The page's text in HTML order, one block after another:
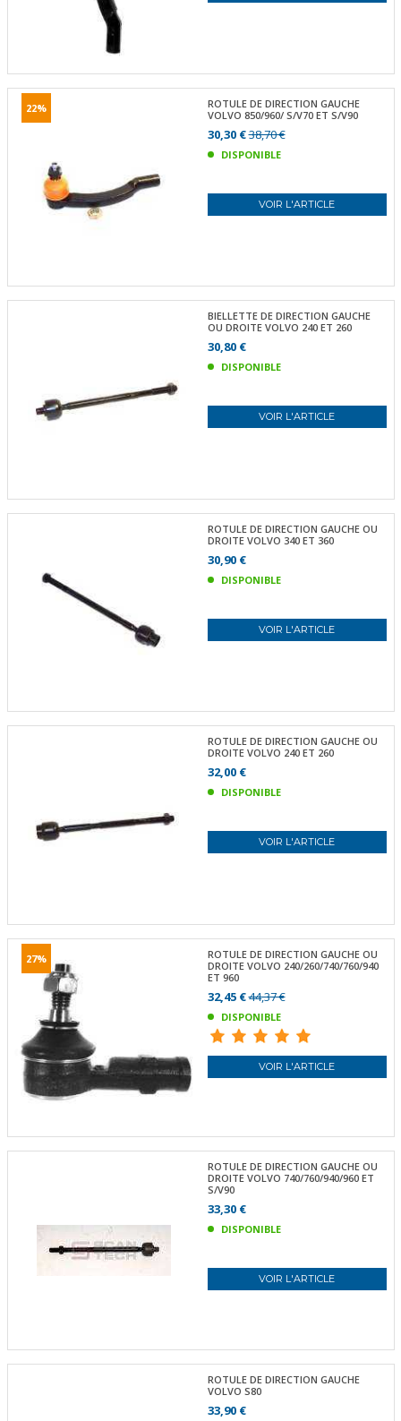
22%
ROTULE DE DIRECTION GAUCHE
VOLVO 850/960/ S/V70 ET S/V90
30,30 €38,70 €
DISPONIBLE
VOIR L'ARTICLE
BIELLETTE DE DIRECTION GAUCHE
OU DROITE VOLVO 240 ET 260
30,80 €
DISPONIBLE
VOIR L'ARTICLE
ROTULE DE DIRECTION GAUCHE OU
DROITE VOLVO 340 ET 360
30,90 €
DISPONIBLE
VOIR L'ARTICLE
ROTULE DE DIRECTION GAUCHE OU
DROITE VOLVO 240 ET 260
32,00 €
DISPONIBLE
VOIR L'ARTICLE
27%
ROTULE DE DIRECTION GAUCHE OU
DROITE VOLVO 240/260/740/760/940
ET 960
32,45 €44,37 €
DISPONIBLE
VOIR L'ARTICLE
ROTULE DE DIRECTION GAUCHE OU
DROITE VOLVO 740/760/940/960 ET
S/V90
33,30 €
DISPONIBLE
VOIR L'ARTICLE
ROTULE DE DIRECTION GAUCHE
VOLVO S80
33,90 €